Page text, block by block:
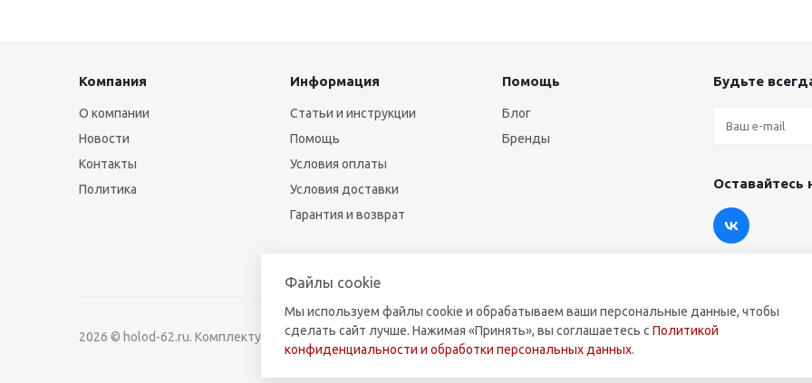
Компания
О компании
Новости
Контакты
Политика
Информация
Статьи и инструкции
Помощь
Условия оплаты
Условия доставки
Гарантия и возврат
Помощь
Блог
Бренды
Будьте
Оставайтесь
2026 © holod-62.ru. Комплектующие для бытовой и коммерческой техники.
Файлы cookie
Мы используем файлы cookie и обрабатываем ваши персональные данные, чтобы
сделать сайт лучше. Нажимая «Принять», вы соглашаетесь с Политикой
конфиденциальности и обработки персональных данных.